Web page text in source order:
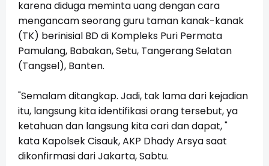
karena diduga meminta uang dengan cara
mengancam seorang guru taman kanak-kanak
(TK) berinisial BD di Kompleks Puri Permata
Pamulang, Babakan, Setu, Tangerang Selatan
(Tangsel), Banten.
"Semalam ditangkap. Jadi, tak lama dari kejadian
itu, langsung kita identifikasi orang tersebut, ya
ketahuan dan langsung kita cari dan dapat, "
kata Kapolsek Cisauk, AKP Dhady Arsya saat
dikonfirmasi dari Jakarta, Sabtu.